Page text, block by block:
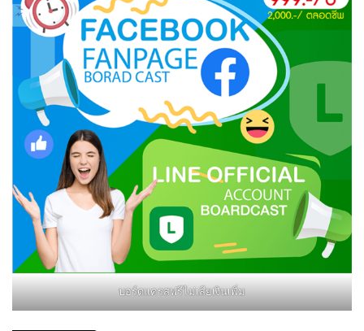
บอร์ดแครสฟรีไม่เสียเงินเพิ่ม